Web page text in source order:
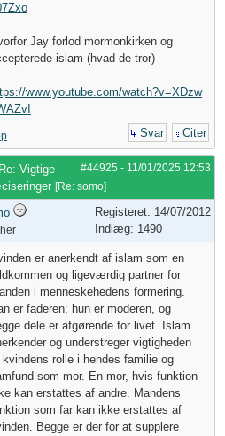
Jay forlod mormonkirken og
islam (hvad de tror)
www.youtube.com/watch?v=XDzw
Svar Citer
#44925 - 11/01/2025 12:53
Re: Vigtige
[Re: somo]
Registeret: 14/07/2012
Indlæg: 1490
er anerkendt af islam som en
og ligeværdig partner for
i menneskehedens formering.
er faderen; hun er moderen, og
dele er afgørende for livet. Islam
og understreger vigtigheden
​​kvindens rolle i hendes familie og
som mor. En mor, hvis funktion
kan erstattes af andre. Mandens
som far kan ikke erstattes af
Begge er der for at supplere